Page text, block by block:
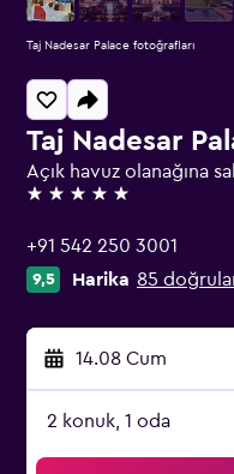
Taj Nadesar
Açık havuz olanağına
5 yıldız
+91 542 250 3001
9,5 Harika 85
14.08 Cum
2 konuk, 1 oda
Taj Nadesar Palace fotoğrafları